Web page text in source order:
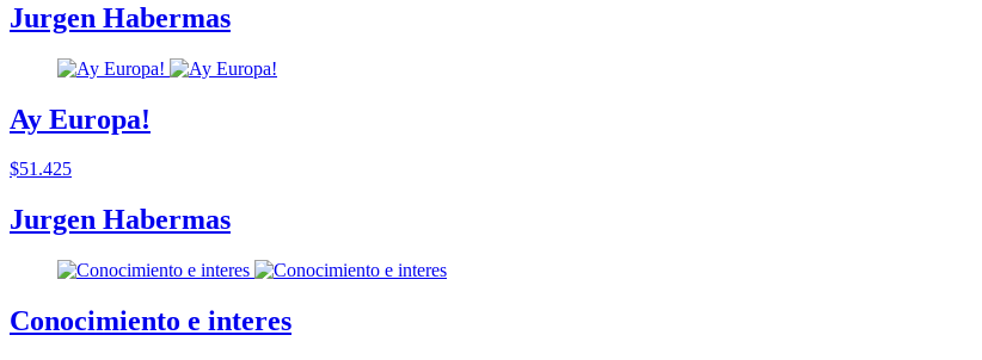
Jurgen Habermas
Ay Europa!
$51.425
Jurgen Habermas
Conocimiento e interes